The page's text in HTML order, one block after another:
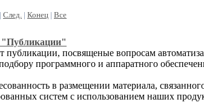
| След. | Конец | Все
"Публикации"
публикации, посвященые вопросам
программного и аппаратного
в размещении материала,
систем с использованием наших